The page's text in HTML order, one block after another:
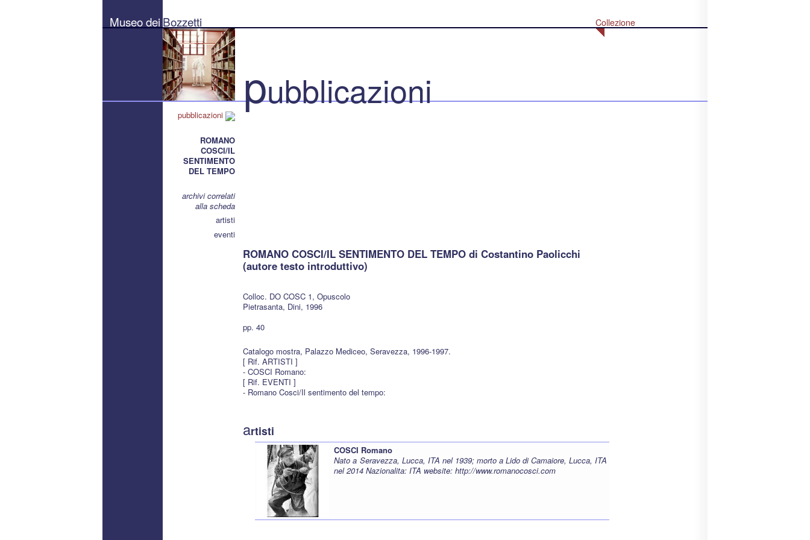
Museo dei Bozzetti
pubblicazioni
ROMANO
COSCI/IL
SENTIMENTO
DEL TEMPO
archivi correlati
alla scheda
artisti
eventi
Collezione
pubblicazioni
ROMANO COSCI/IL SENTIMENTO DEL TEMPO di Costantino Paolicchi
(autore testo introduttivo)
Colloc. DO COSC 1, Opuscolo
Pietrasanta, Dini, 1996
pp. 40
Catalogo mostra, Palazzo Mediceo, Seravezza, 1996-1997.
[ Rif. ARTISTI ]
- COSCI Romano:
[ Rif. EVENTI ]
- Romano Cosci/Il sentimento del tempo:
artisti
COSCI Romano
Nato a Seravezza, Lucca, ITA nel 1939; morto a Lido di Camaiore, Lucca, ITA
nel 2014 Nazionalita: ITA website:http://www.romanocosci.com